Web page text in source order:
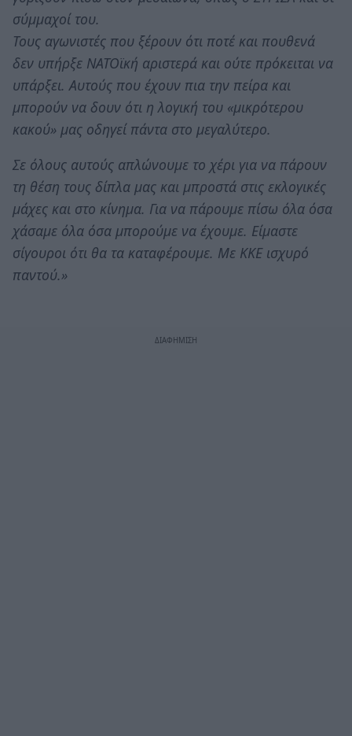
σύμμαχοί του.
Τους αγωνιστές που ξέρουν ότι ποτέ και πουθενά
δεν υπήρξε ΝΑΤΟϊκή αριστερά και ούτε πρόκειται να
υπάρξει. Αυτούς που έχουν πια την πείρα και
μπορούν να δουν ότι η λογική του «μικρότερου
κακού» μας οδηγεί πάντα στο μεγαλύτερο.
Σε όλους αυτούς απλώνουμε το χέρι για να πάρουν
τη θέση τους δίπλα μας και μπροστά στις εκλογικές
μάχες και στο κίνημα. Για να πάρουμε πίσω όλα όσα
χάσαμε όλα όσα μπορούμε να έχουμε. Είμαστε
σίγουροι ότι θα τα καταφέρουμε. Με ΚΚΕ ισχυρό
παντού.»